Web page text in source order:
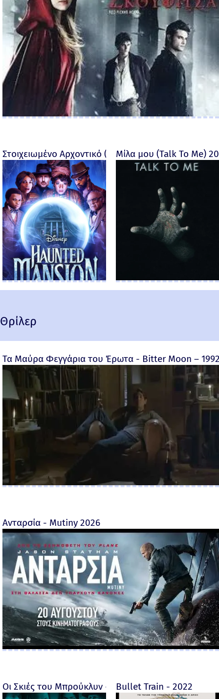
Στοιχειωμένο Αρχοντικό (Haunted Mansion) - 2023
Μίλα μου (Talk To Me)
Θρίλερ
Τα Μαύρα Φεγγάρια του Έρωτα - Bitter Moon –
Ανταρσία - Mutiny 2026
Οι Σκιές του Μπρούκλυν - Motherless Brooklyn -
Bullet Train - 2022